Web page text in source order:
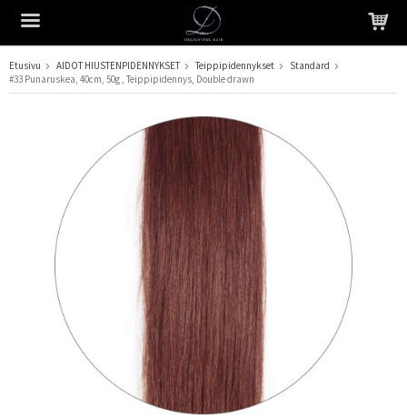
Tuote on lisätty ostoskoriin
Etusivu AIDOT HIUSTENPIDENNYKSET Teippipidennykset
Standard
#33 Punaruskea, 40cm, 50g , Teippipidennys, Double drawn